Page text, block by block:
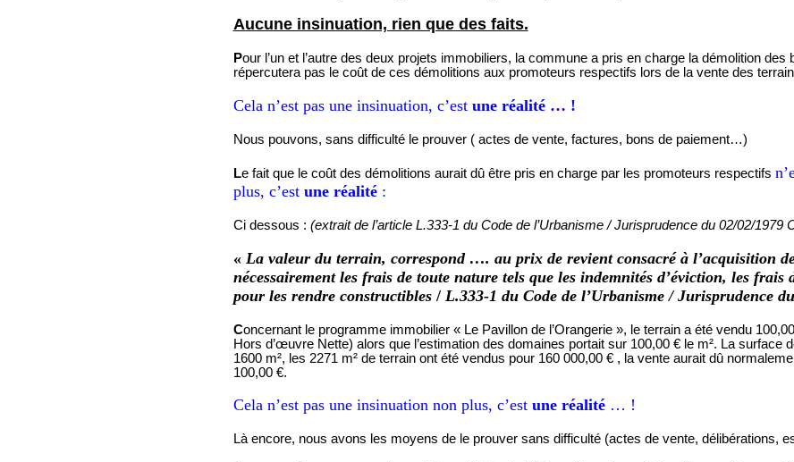
Aucune insinuation, rien que des faits.
Pour l’un et l’autre des deux projets immobiliers, la commune a pris en charge la démolition des
répercutera pas le coût de ces démolitions aux promoteurs respectifs lors de la vente des
Cela n’est pas une insinuation, c’est une réalité … !
Nous pouvons, sans difficulté le prouver ( actes de vente, factures, bons de paiement…)
Le fait que le coût des démolitions aurait dû être pris en charge par les promoteurs respectifs
plus, c’est une réalité:
Ci dessous : (extrait de l’article L.333-1 du Code de l’Urbanisme / Jurisprudence du 02/02/1979
« La valeur du terrain, correspond …. au prix de revient consacré à l’acquisition
nécessairement les frais de toute nature tels que les indemnités d’éviction, les
pour les rendre constructibles/ L.333-1 du Code de l’Urbanisme / Jurisprudence
Concernant le programme immobilier « Le Pavillon de l’Orangerie », le terrain a été vendu
Hors d’œuvre Nette) alors que l’estimation des domaines portait sur 100,00 € le m². La surface
1600 m², les 2271 m² de terrain ont été vendus pour 160 000,00 € , la vente aurait dû
100,00 €.
Cela n’est pas une insinuation non plus, c’est une réalité… !
Là encore, nous avons les moyens de le prouver sans difficulté (actes de vente, délibérations,